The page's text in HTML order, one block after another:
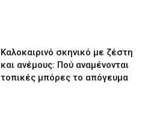
Καλοκαιρινό σκηνικό με ζέστη
και ανέμους: Πού αναμένονται
τοπικές μπόρες το απόγευμα